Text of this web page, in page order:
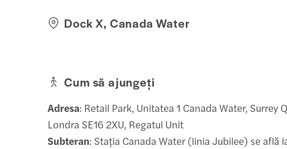
Dock X, Canada Water
Cum să ajungeți
Adresa: Retail Park, Unitatea 1 Canada Water, Surrey
Londra SE16 2XU, Regatul Unit
Subteran: Stația Canada Water (linia Jubilee) se află